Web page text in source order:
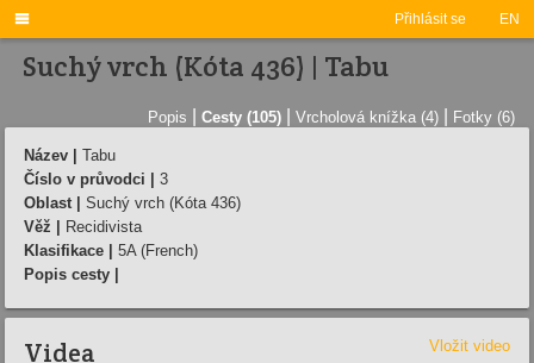
Přihlásit se EN

Suchý vrch (Kóta 436) | Tabu
Popis Cesty (105) Vrcholová knížka (4) Fotky (6)
Název |
Tabu
Číslo v průvodci |
3
Oblast |
Suchý vrch (Kóta 436)
Věž |
Recidivista
Klasifikace |
5A (French)
Popis cesty |
Videa
Vložit video